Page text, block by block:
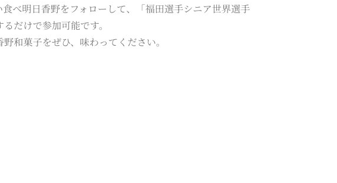
べ明日香野をフォローして、「福田選手シニア世界選手
だけで参加可能です。
和菓子をぜひ、味わってください。